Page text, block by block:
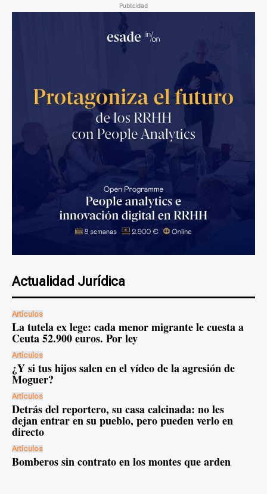
Publicidad
Actualidad Jurídica
Artículos
La tutela ex lege: cada menor migrante le cuesta a
Ceuta 52.900 euros. Por ley
Artículos
¿Y si tus hijos salen en el vídeo de la agresión de
Moguer?
Artículos
Detrás del reportero, su casa calcinada: no les
dejan entrar en su pueblo, pero pueden verlo en
directo
Artículos
Bomberos sin contrato en los montes que arden